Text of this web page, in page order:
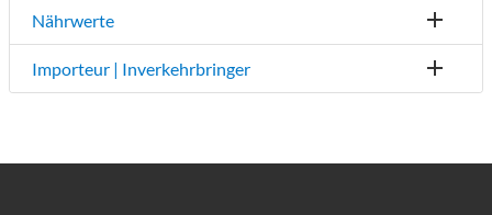
Nährwerte
Importeur | Inverkehrbringer